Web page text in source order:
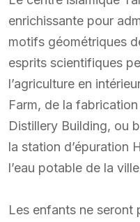
enrichissante pour
motifs géométriques
esprits scientifiques
l’agriculture en
Farm, de la
Distillery Building, ou
la station d’épuration
l’eau potable de la
Les enfants ne seront